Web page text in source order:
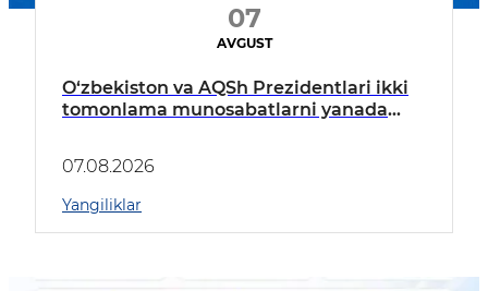
07
AVGUST
O‘zbekiston va AQSh Prezidentlari ikki
tomonlama munosabatlarni yanada
07.08.2026
Yangiliklar